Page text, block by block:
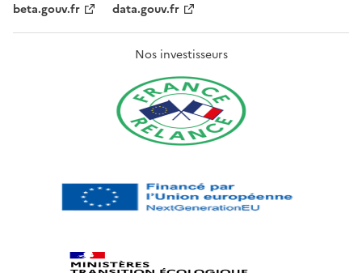
beta.gouv.fr
data.gouv.fr
Nos investisseurs